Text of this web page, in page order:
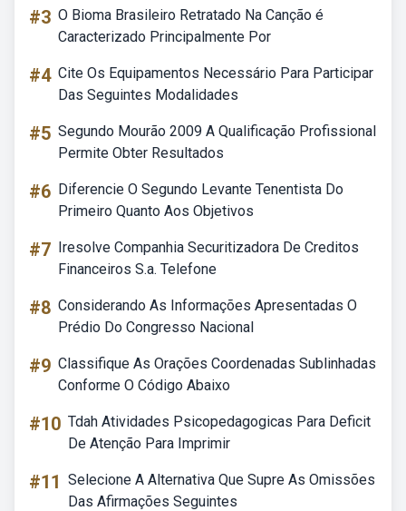
#3 O Bioma Brasileiro Retratado Na Canção é
Caracterizado Principalmente Por
#4 Cite Os Equipamentos Necessário Para Participar
Das Seguintes Modalidades
#5 Segundo Mourão 2009 A Qualificação Profissional
Permite Obter Resultados
#6 Diferencie O Segundo Levante Tenentista Do
Primeiro Quanto Aos Objetivos
#7 Iresolve Companhia Securitizadora De Creditos
Financeiros S.a. Telefone
#8 Considerando As Informações Apresentadas O
Prédio Do Congresso Nacional
#9 Classifique As Orações Coordenadas Sublinhadas
Conforme O Código Abaixo
#10 Tdah Atividades Psicopedagogicas Para Deficit
De Atenção Para Imprimir
#11 Selecione A Alternativa Que Supre As Omissões
Das Afirmações Seguintes